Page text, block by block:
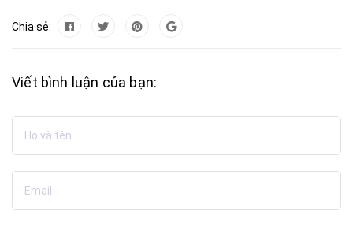
Chia sẻ:
Viết bình luận của bạn: